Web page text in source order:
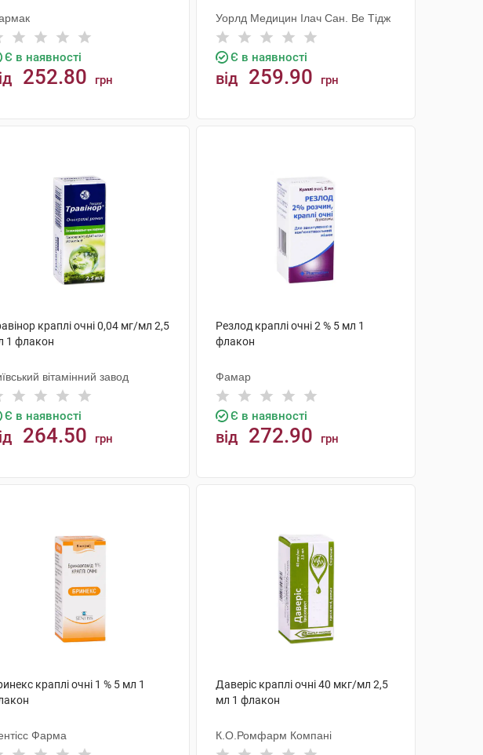
Є в наявності
252.80 грн
Уорлд Медицин Ілач Сан. Ве Тідж
Є в наявності
від 259.90 грн
краплі очні 0,04 мг/мл 2,5
1 флакон
вітамінний завод
Є в наявності
264.50 грн
Резлод краплі очні 2 % 5 мл 1
флакон
Фамар
Є в наявності
від 272.90 грн
краплі очні 1 % 5 мл 1
Фарма
Даверіс краплі очні 40 мкг/мл 2,5
мл 1 флакон
К.О.Ромфарм Компані